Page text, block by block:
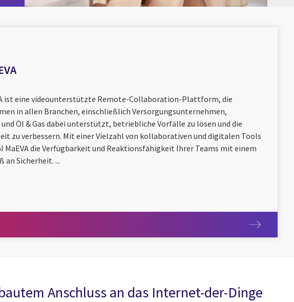
ist eine videounterstützte Remote-Collaboration-Plattform, die
in allen Branchen, einschließlich Versorgungsunternehmen,
Öl & Gas dabei unterstützt, betriebliche Vorfälle zu lösen und die
zu verbessern. Mit einer Vielzahl von kollaborativen und digitalen Tools
MaEVA die Verfügbarkeit und Reaktionsfähigkeit Ihrer Teams mit einem
an Sicherheit. ...
Anschluss an das Internet-der-Dinge